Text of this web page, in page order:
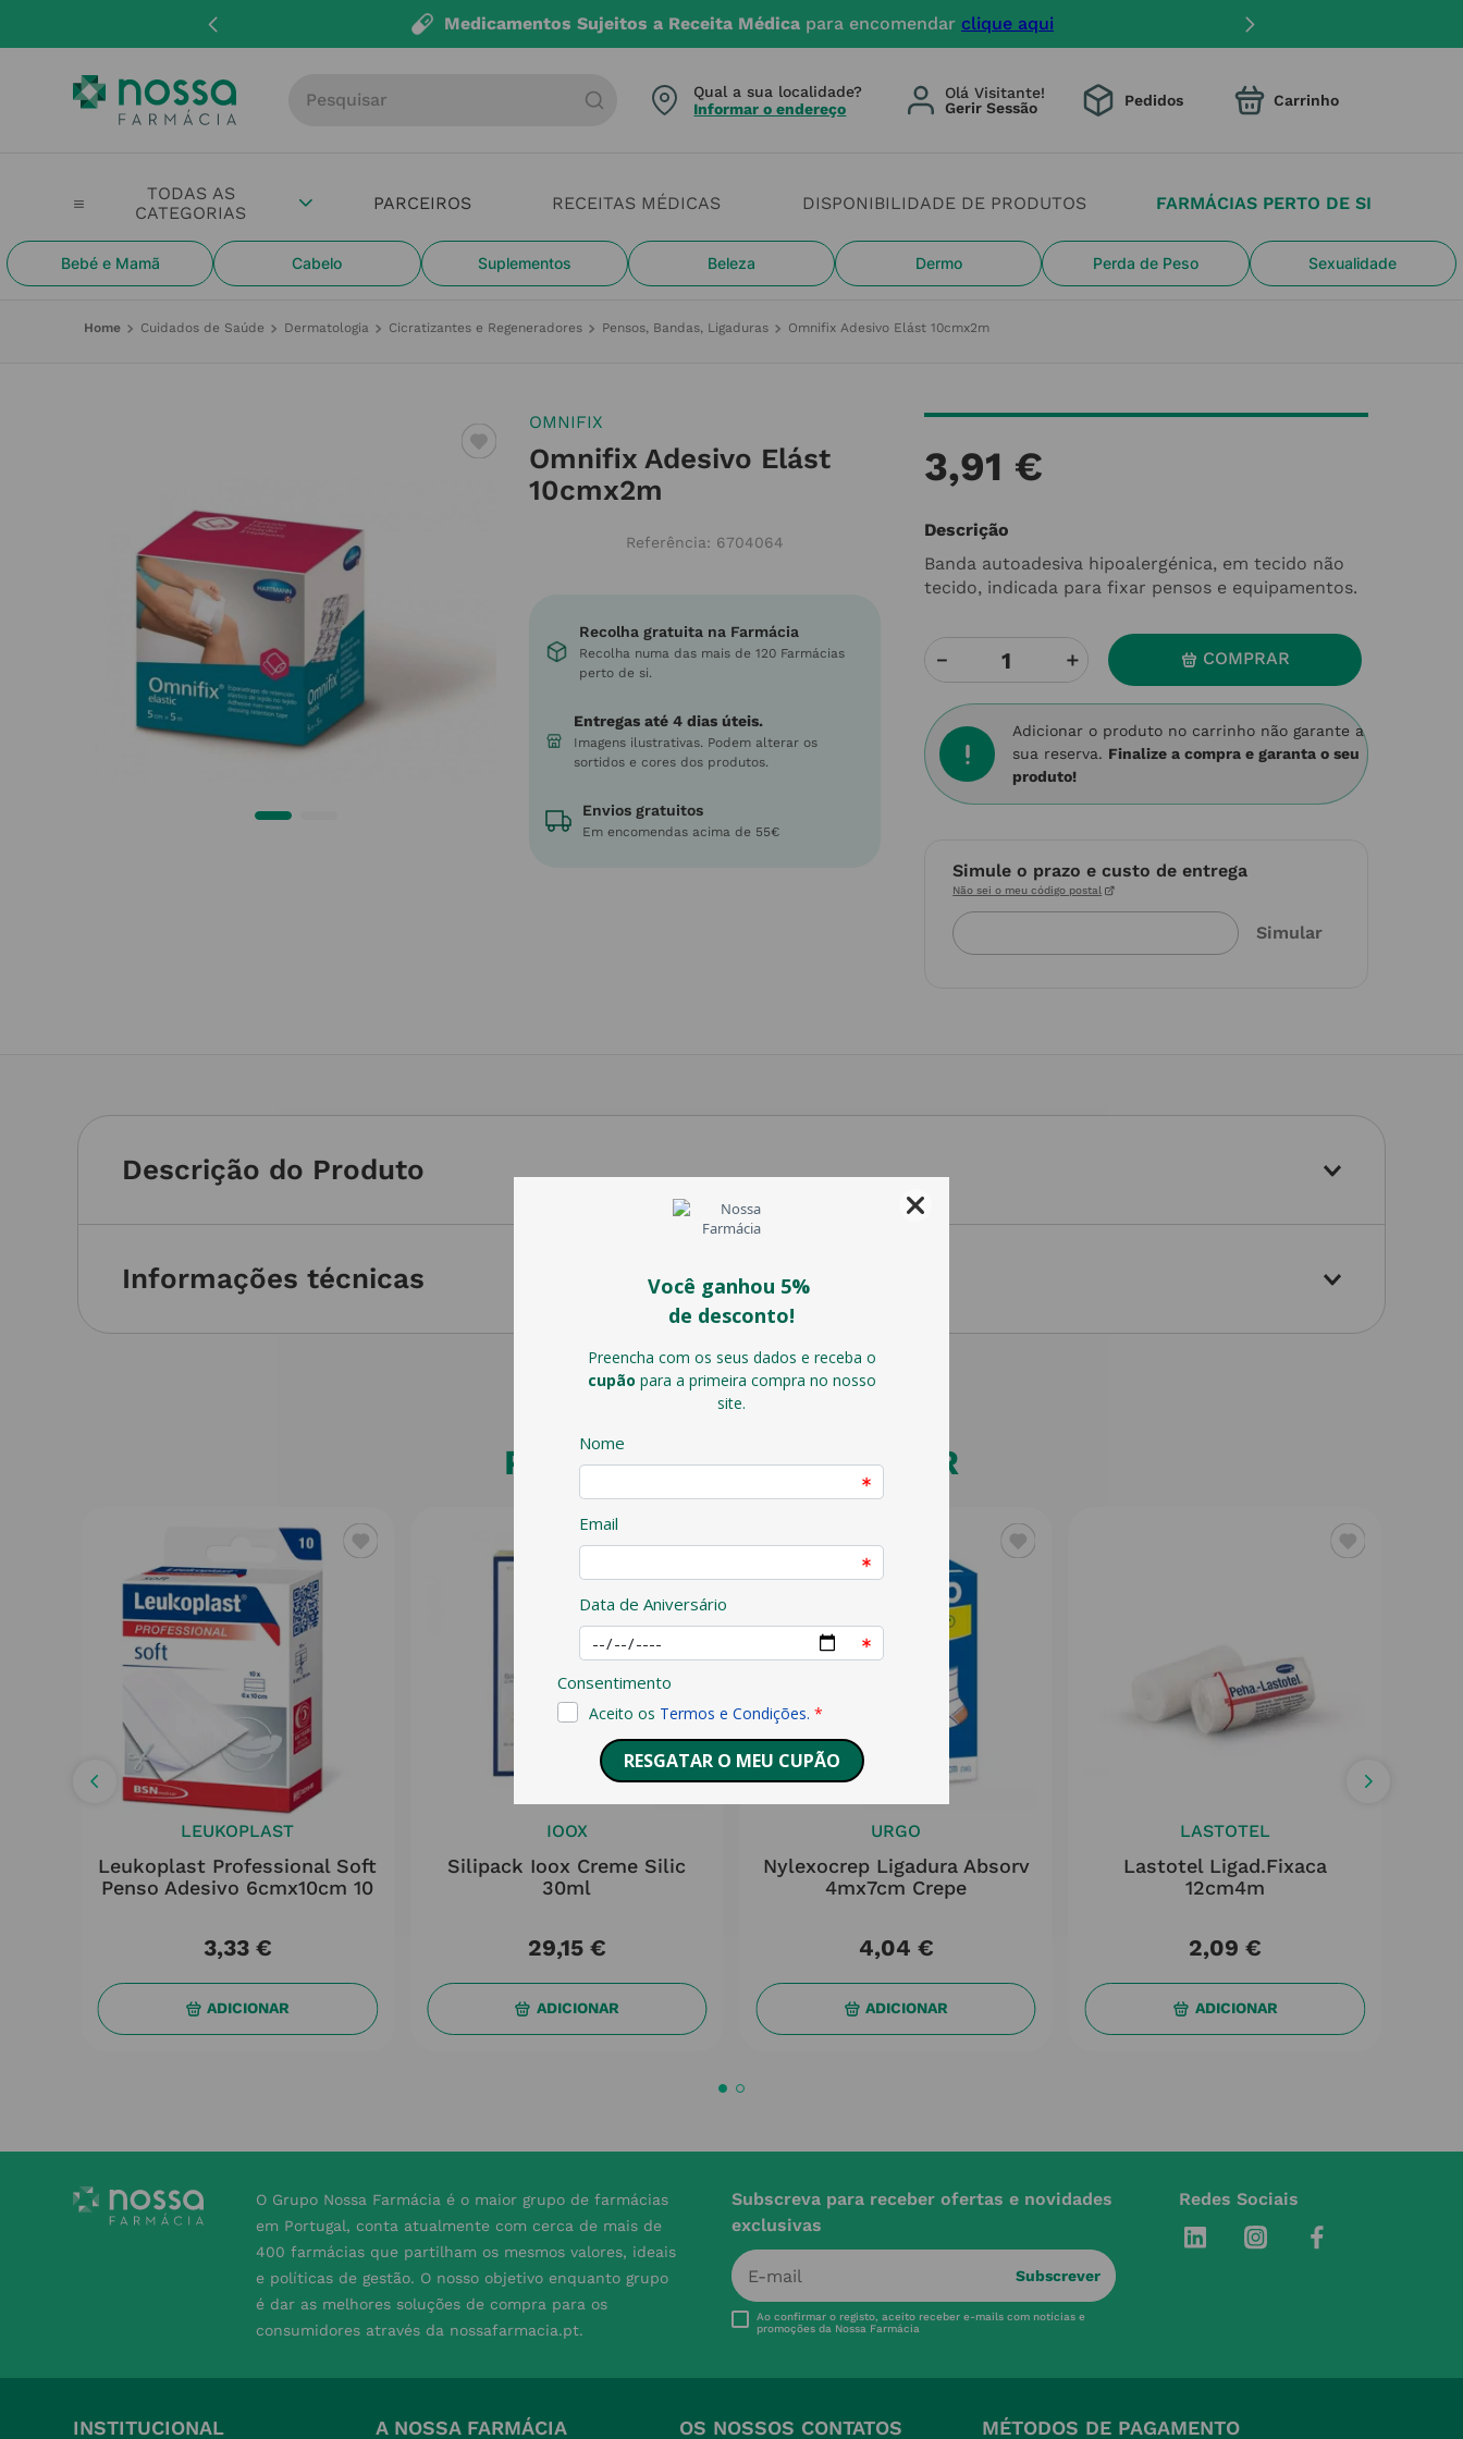
Medicamentos Sujeitos a Receita Médica para encomendar clique aqui
PARCEIROS RECEITAS MÉDICAS DISPONIBILIDADE DE PRODUTOS FARMÁCIAS PERTO DE SI
Bebé e Mamã Cabelo Suplementos Beleza Dermo Perda de Peso Sexualidade
Qual a sua localidade?
Informar o endereço
Olá Visitante! Pedidos
Cuidados de Saúde Dermatologia Cicratizantes e Regeneradores Pensos, Bandas, Ligaduras Omnifix Adesivo Elást 10cmx2m
OMNIFIX
Omnifix Adesivo Elást
10cmx2m
Referência: 6704064
Recolha gratuita na Farmácia
Recolha numa das mais de 120 Farmácias
perto de si.
Entregas até 4 dias úteis.
Imagens ilustrativas. Podem alterar os
sortidos e cores dos produtos.
Envios gratuitos
Em encomendas acima de 55€
3,91 €
Descrição
Banda autoadesiva hipoalergénica, em tecido não
tecido, indicada para fixar pensos e equipamentos.
＋
－ COMPRAR
Adicionar o produto no carrinho não garante a
sua reserva. Finalize a compra e garanta o seu
produto!
Simule o prazo e custo de entrega
Não sei o meu código postal
Descrição do Produto
Informações técnicas
PODERÁ TAMBÉM GOSTAR
LEUKOPLAST
Leukoplast Professional Soft
Penso Adesivo 6cmx10cm 10
3,33 €
ADICIONAR
IOOX
Silipack Ioox Creme Silic
30ml
29,15 €
ADICIONAR
URGO
Nylexocrep Ligadura Absorv
4mx7cm Crepe
4,04 €
ADICIONAR
LASTOTEL
Lastotel Ligad.fixaca
12cm4m
2,09 €
ADICIONAR
O Grupo Nossa Farmácia é o maior grupo de farmácias
em Portugal, conta atualmente com cerca de mais de
400 farmácias que partilham os mesmos valores, ideais
e políticas de gestão. O nosso objetivo enquanto grupo
é dar as melhores soluções de compra para os
consumidores através da nossafarmacia.pt.
Subscreva para receber ofertas e novidades
exclusivas
Subscrever
Ao confirmar o registo, aceito receber e-mails com notícias e
promoções da Nossa Farmácia
Redes Sociais
INSTITUCIONAL A NOSSA FARMÁCIA OS NOSSOS CONTATOS MÉTODOS DE PAGAMENTO